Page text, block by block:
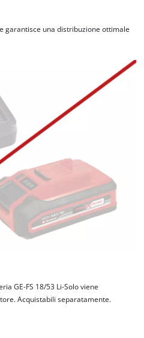
garantisce una distribuzione ottimale
GE-FS 18/53 Li-Solo viene
Acquistabili separatamente.